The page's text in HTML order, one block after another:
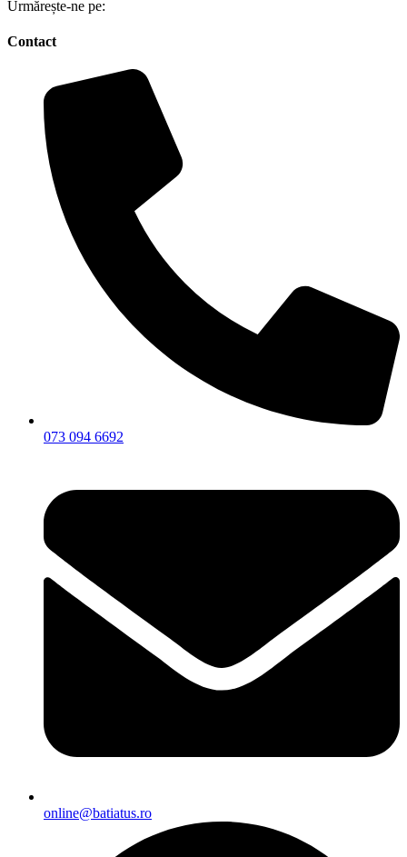
Urmărește-ne pe:
Contact
073 094 6692
online@batiatus.ro